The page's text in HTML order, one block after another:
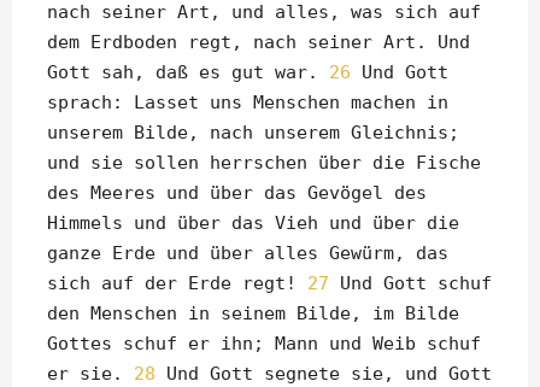
nach seiner Art, und alles, was sich auf
dem Erdboden regt, nach seiner Art. Und
Gott sah, daß es gut war. 26 Und Gott
sprach: Lasset uns Menschen machen in
unserem Bilde, nach unserem Gleichnis;
und sie sollen herrschen über die Fische
des Meeres und über das Gevögel des
Himmels und über das Vieh und über die
ganze Erde und über alles Gewürm, das
sich auf der Erde regt! 27 Und Gott schuf
den Menschen in seinem Bilde, im Bilde
Gottes schuf er ihn; Mann und Weib schuf
er sie. 28 Und Gott segnete sie, und Gott